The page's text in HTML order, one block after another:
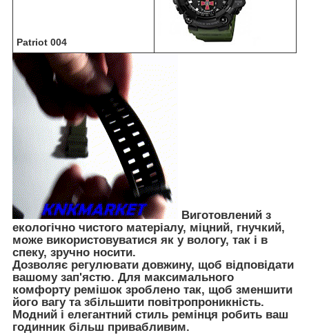
Patriot 004
Виготовлений з
екологічно чистого матеріалу, міцний, гнучкий,
може використовуватися як у вологу, так і в
спеку, зручно носити.
Дозволяє регулювати довжину, щоб відповідати
вашому зап'ястю. Для максимального
комфорту ремішок зроблено так, щоб зменшити
його вагу та збільшити повітропроникність.
Модний і елегантний стиль ремінця робить ваш
годинник більш привабливим.